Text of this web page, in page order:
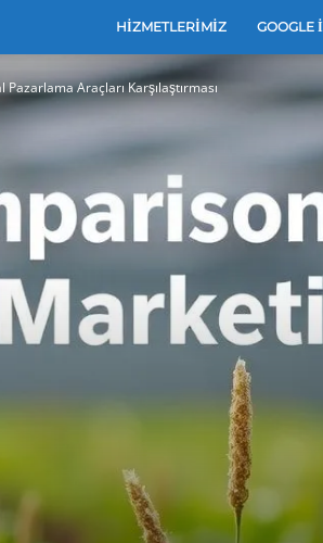
HIZMETLERIMIZ GOOGLE
Araçları Karşılaştırması